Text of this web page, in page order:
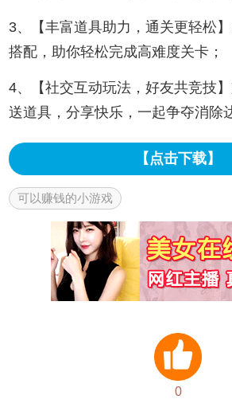
3、【丰富道具助力，通关更轻松
搭配，助你轻松完成高难度关卡；
4、【社交互动玩法，好友共竞技
送道具，分享快乐，一起争夺消除
【点击下载】
可以赚钱的小游戏
0